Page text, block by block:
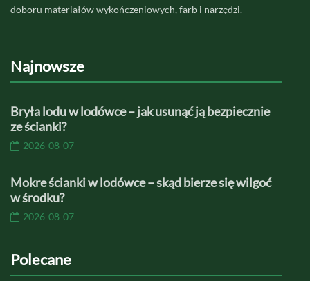
doboru materiałów wykończeniowych, farb i narzędzi.
Najnowsze
Bryła lodu w lodówce – jak usunąć ją bezpiecznie
ze ścianki?
2026-08-07
Mokre ścianki w lodówce – skąd bierze się wilgoć
w środku?
2026-08-07
Polecane